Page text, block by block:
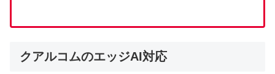
クアルコムのエッジAI対応